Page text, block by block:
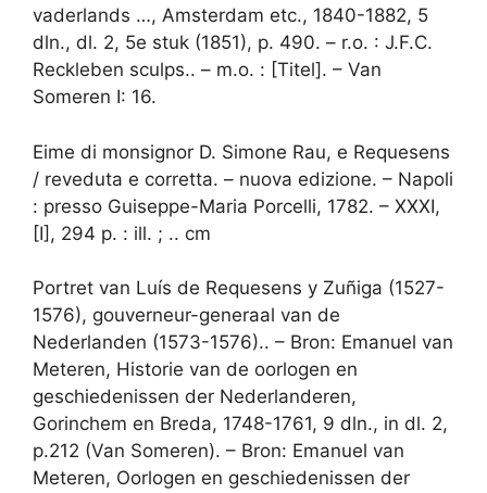
vaderlands …, Amsterdam etc., 1840-1882, 5
dln., dl. 2, 5e stuk (1851), p. 490. – r.o. : J.F.C.
Reckleben sculps.. – m.o. : [Titel]. – Van
Someren I: 16.
Eime di monsignor D. Simone Rau, e Requesens
/ reveduta e corretta. – nuova edizione. – Napoli
: presso Guiseppe-Maria Porcelli, 1782. – XXXI,
[I], 294 p. : ill. ; .. cm
Portret van Luís de Requesens y Zuñiga (1527-
1576), gouverneur-generaal van de
Nederlanden (1573-1576).. – Bron: Emanuel van
Meteren, Historie van de oorlogen en
geschiedenissen der Nederlanderen,
Gorinchem en Breda, 1748-1761, 9 dln., in dl. 2,
p.212 (Van Someren). – Bron: Emanuel van
Meteren, Oorlogen en geschiedenissen der